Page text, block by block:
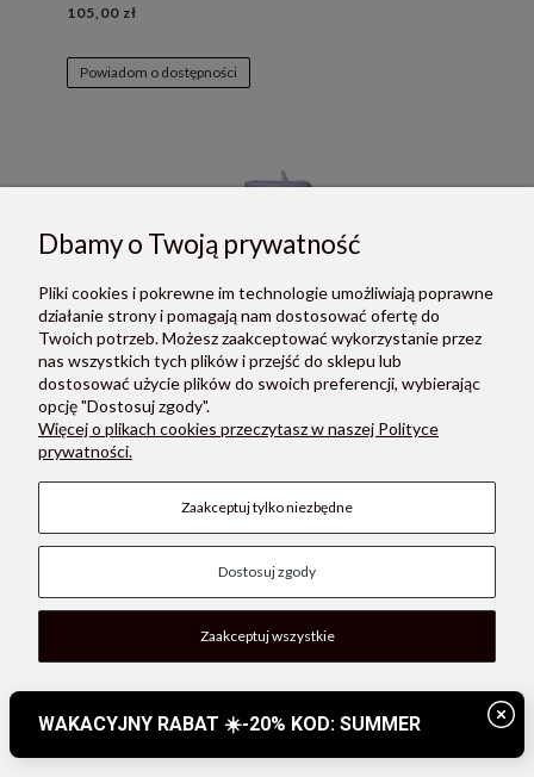
105,00 zł
Powiadom o dostępności
179,00 zł
Dbamy o Twoją prywatność
Pliki cookies i pokrewne im technologie umożliwiają poprawne
działanie strony i pomagają nam dostosować ofertę do
Twoich potrzeb. Możesz zaakceptować wykorzystanie przez
nas wszystkich tych plików i przejść do sklepu lub
dostosować użycie plików do swoich preferencji, wybierając
opcję "Dostosuj zgody".
Więcej o plikach cookies przeczytasz w naszej Polityce
prywatności.
Zaakceptuj tylko niezbędne
Dostosuj zgody
Zaakceptuj wszystkie